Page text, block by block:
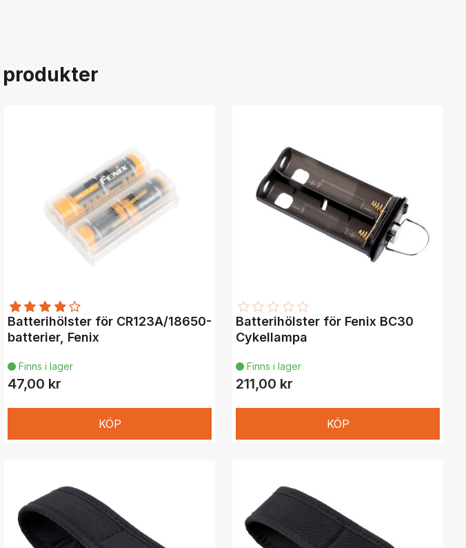
produkter
 Finns i lager
Batterihölster för CR123A/18650-
batterier, Fenix
47,00 kr
KÖP
 Finns i lager
Batterihölster för Fenix BC30
Cykellampa
211,00 kr
KÖP